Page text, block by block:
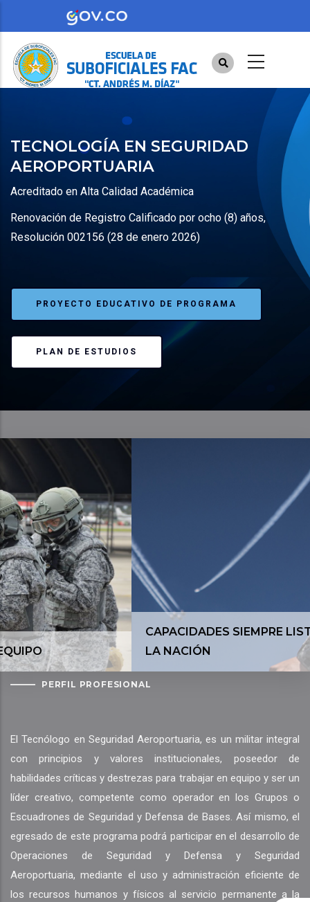
contenido
principal
TECNOLOGÍA EN SEGURIDAD
AEROPORTUARIA
Acreditado en Alta Calidad Académica
Renovación de Registro Calificado por ocho (8) años,
Resolución 002156 (28 de enero 2026)
PROYECTO EDUCATIVO DE PROGRAMA
PLAN DE ESTUDIOS
CAPACIDADES SIEMPRE LISTAS PARA
LA NACIÓN
PERFIL PROFESIONAL
El Tecnólogo en Seguridad Aeroportuaria, es un militar integral
con principios y valores institucionales, poseedor de
habilidades críticas y destrezas para trabajar en equipo y ser un
líder creativo, competente como operador en los Grupos o
Escuadrones de Seguridad y Defensa de Bases. Así mismo, el
egresado de este programa podrá participar en el desarrollo de
Operaciones de Seguridad y Defensa y Seguridad
Aeroportuaria, mediante el uso y administración eficiente de
los recursos humanos y físicos al servicio permanente a la